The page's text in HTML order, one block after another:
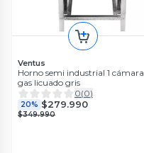
Ventus
Horno semi industrial 1 cámara
gas licuado gris
0(0)
20% $279.990
$349.990